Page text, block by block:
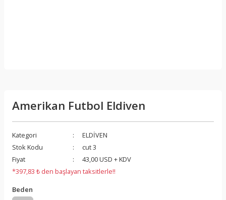
Amerikan Futbol Eldiven
Kategori
ELDİVEN
Stok Kodu
cut 3
Fiyat
43,00 USD + KDV
*397,83 ₺ den başlayan taksitlerle!!
Beden